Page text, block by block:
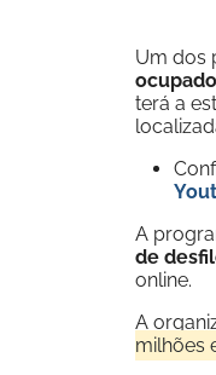
Um dos
terá a
A
de
online.
A
milhões